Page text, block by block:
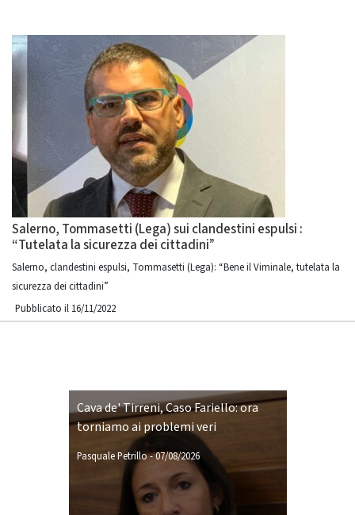
Salerno, Tommasetti (Lega) sui clandestini espulsi :
“Tutelata la sicurezza dei cittadini”
Salerno, clandestini espulsi, Tommasetti (Lega): “Bene il Viminale, tutelata la
sicurezza dei cittadini”
Pubblicato il 16/11/2022
Cava de' Tirreni, Caso Fariello: ora
torniamo ai problemi veri
Pasquale Petrillo-07/08/2026